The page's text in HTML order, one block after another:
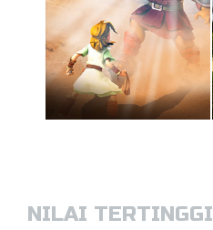
NILAI TERTINGGI